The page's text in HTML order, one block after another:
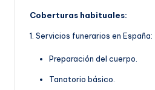
Coberturas habituales:
1. Servicios funerarios en España:
Preparación del cuerpo.
Tanatorio básico.